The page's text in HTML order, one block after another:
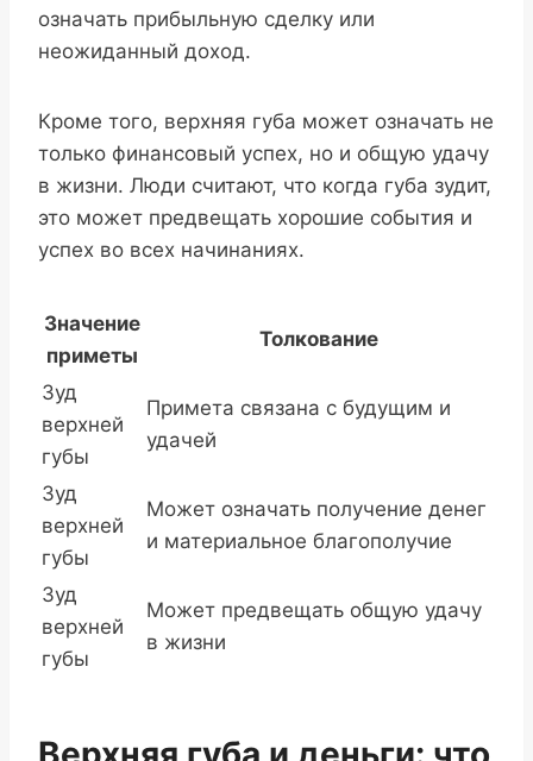
означать прибыльную сделку или
неожиданный доход.
Кроме того, верхняя губа может означать не
только финансовый успех, но и общую удачу
в жизни. Люди считают, что когда губа зудит,
это может предвещать хорошие события и
успех во всех начинаниях.
Значение
приметы
Толкование
Зуд
верхней
губы
Примета связана с будущим и
удачей
Зуд
верхней
губы
Может означать получение денег
и материальное благополучие
Зуд
верхней
губы
Может предвещать общую удачу
в жизни